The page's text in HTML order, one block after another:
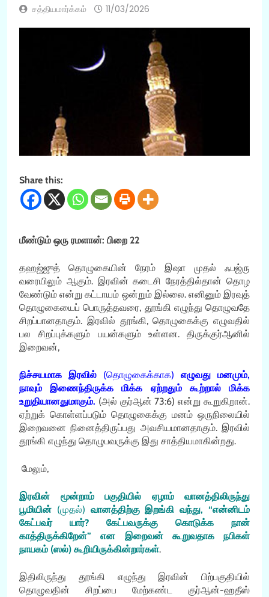
சத்தியமார்க்கம் 11/03/2026
Share this:
மீண்டும் ஒரு ரமளான்: பிறை 22
தஹஜ்ஜுத் தொழுகையின் நேரம் இஷா முதல் ஃபஜ்ரு
வரையிலும் ஆகும். இரவின் கடைசி நேரத்தில்தான் தொழ
வேண்டும் என்று கட்டாயம் ஒன்றும் இல்லை. எனினும் இரவுத்
தொழுகையைப் பொருத்தவரை, தூங்கி எழுந்து தொழுவதே
சிறப்பானதாகும். இரவில் தூங்கி, தொழுகைக்கு எழுவதில்
பல சிறப்புக்களும் பயன்களும் உள்ளன. திருக்குர்ஆனில்
இறைவன்,
நிச்சயமாக இரவில் (தொழுகைக்காக) எழுவது மனமும்,
நாவும் இணைந்திருக்க மிக்க ஏற்றதும் கூற்றால் மிக்க
உறுதியானதுமாகும். (அல் குர்ஆன் 73:6) என்று கூறுகிறான்.
ஏற்றுக் கொள்ளப்படும் தொழுகைக்கு மனம் ஒருநிலையில்
இறைவனை நினைத்திருப்பது அவசியமானதாகும். இரவில்
தூங்கி எழுந்து தொழுபவருக்கு இது சாத்தியமாகின்றது.
மேலும்,
இரவின் மூன்றாம் பகுதியில் ஏழாம் வானத்திலிருந்து
பூமியின் (முதல்) வானத்திற்கு இறங்கி வந்து, “என்னிடம்
கேட்பவர் யார்? கேட்பவருக்கு கொடுக்க நான்
காத்திருக்கிறேன்” என இறைவன் கூறுவதாக நபிகள்
நாயகம் (ஸல்) கூறியிருக்கின்றார்கள்.
இதிலிருந்து தூங்கி எழுந்து இரவின் பிற்பகுதியில்
தொழுவதின் சிறப்பை மேற்கண்ட குர்ஆன்-ஹதீஸ்